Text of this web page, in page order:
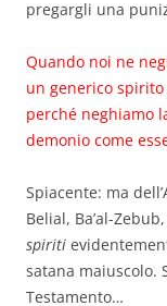
pregargli una
Quando noi ne
un generico
perché neghiamo
demonio come
Spiacente: ma
Belial, Ba’al-
spiriti
satana maiuscolo.
Testamento…